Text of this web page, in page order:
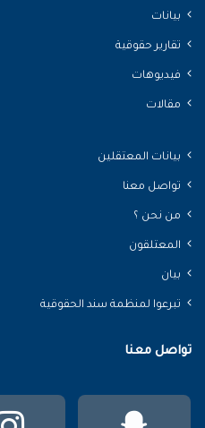
بيانات
تقارير حقوقية
فيديوهات
مقالات
بيانات المعتقلين
تواصل معنا
من نحن ؟
المعتلقون
بيان
تبرعوا لمنظمة سند الحقوقية
تواصل معنا